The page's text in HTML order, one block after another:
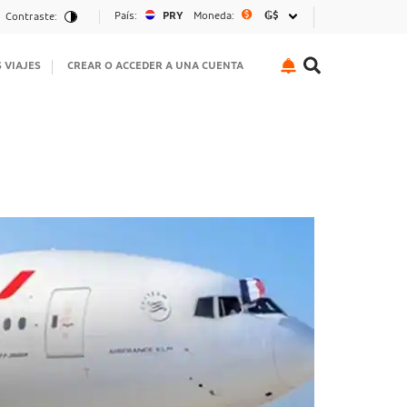
Contraste: País: PRY Moneda: ₲$
VIAJES CREAR O ACCEDER A UNA CUENTA